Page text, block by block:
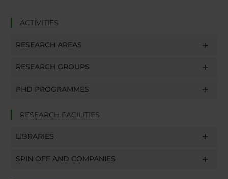
ACTIVITIES
RESEARCH AREAS
RESEARCH GROUPS
PHD PROGRAMMES
RESEARCH FACILITIES
LIBRARIES
SPIN OFF AND COMPANIES